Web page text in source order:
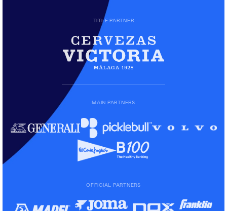
TITLE PARTNER
MAIN PARTNERS
OFFICIAL PARTNERS